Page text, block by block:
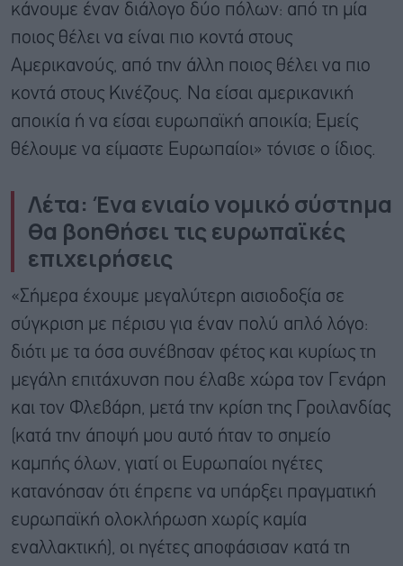
κάνουμε έναν διάλογο δύο πόλων: από τη μία
ποιος θέλει να είναι πιο κοντά στους
Αμερικανούς, από την άλλη ποιος θέλει να πιο
κοντά στους Κινέζους. Να είσαι αμερικανική
αποικία ή να είσαι ευρωπαϊκή αποικία; Εμείς
θέλουμε να είμαστε Ευρωπαίοι» τόνισε ο ίδιος.
Λέτα: Ένα ενιαίο νομικό σύστημα
θα βοηθήσει τις ευρωπαϊκές
επιχειρήσεις
«Σήμερα έχουμε μεγαλύτερη αισιοδοξία σε
σύγκριση με πέρισυ για έναν πολύ απλό λόγο:
διότι με τα όσα συνέβησαν φέτος και κυρίως τη
μεγάλη επιτάχυνση που έλαβε χώρα τον Γενάρη
και τον Φλεβάρη, μετά την κρίση της Γροιλανδίας
(κατά την άποψή μου αυτό ήταν το σημείο
καμπής όλων, γιατί οι Ευρωπαίοι ηγέτες
κατανόησαν ότι έπρεπε να υπάρξει πραγματική
ευρωπαϊκή ολοκλήρωση χωρίς καμία
εναλλακτική), οι ηγέτες αποφάσισαν κατά τη